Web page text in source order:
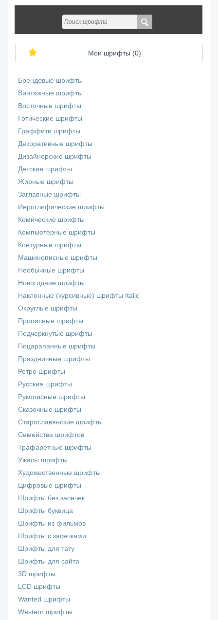
Мои шрифты (0)
Брендовые шрифты
Винтажные шрифты
Восточные шрифты
Готические шрифты
Граффити шрифты
Декоративные шрифты
Дизайнерские шрифты
Детские шрифты
Жирные шрифты
Заглавные шрифты
Иероглифические шрифты
Комические шрифты
Компьютерные шрифты
Контурные шрифты
Машинописные шрифты
Необычные шрифты
Новогодние шрифты
Наклонные (курсивные) шрифты Italic
Округлые шрифты
Прописные шрифты
Подчеркнутые шрифты
Поцарапанные шрифты
Праздничные шрифты
Ретро шрифты
Русские шрифты
Рукописные шрифты
Сказочные шрифты
Старославянские шрифты
Семейства шрифтов
Трафаретные шрифты
Ужасы шрифты
Художественные шрифты
Цифровые шрифты
Шрифты без засечек
Шрифты буквица
Шрифты из фильмов
Шрифты с засечками
Шрифты для тату
Шрифты для сайта
3D шрифты
LCD шрифты
Wanted шрифты
Western шрифты